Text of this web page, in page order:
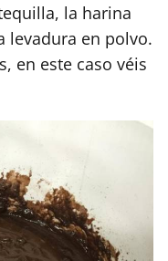
la harina
levadura en polvo.
en este caso véis